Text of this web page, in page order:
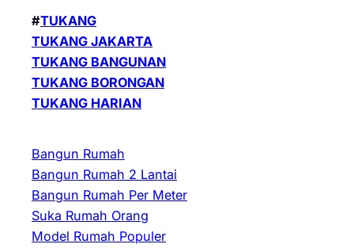
#TUKANG
TUKANG JAKARTA
TUKANG BANGUNAN
TUKANG BORONGAN
TUKANG HARIAN
Bangun Rumah
Bangun Rumah 2 Lantai
Bangun Rumah Per Meter
Suka Rumah Orang
Model Rumah Populer